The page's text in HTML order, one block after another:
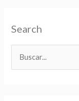
Search